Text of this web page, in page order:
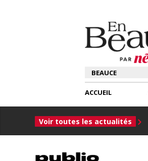
ACCUEIL
Voir toutes les actualités